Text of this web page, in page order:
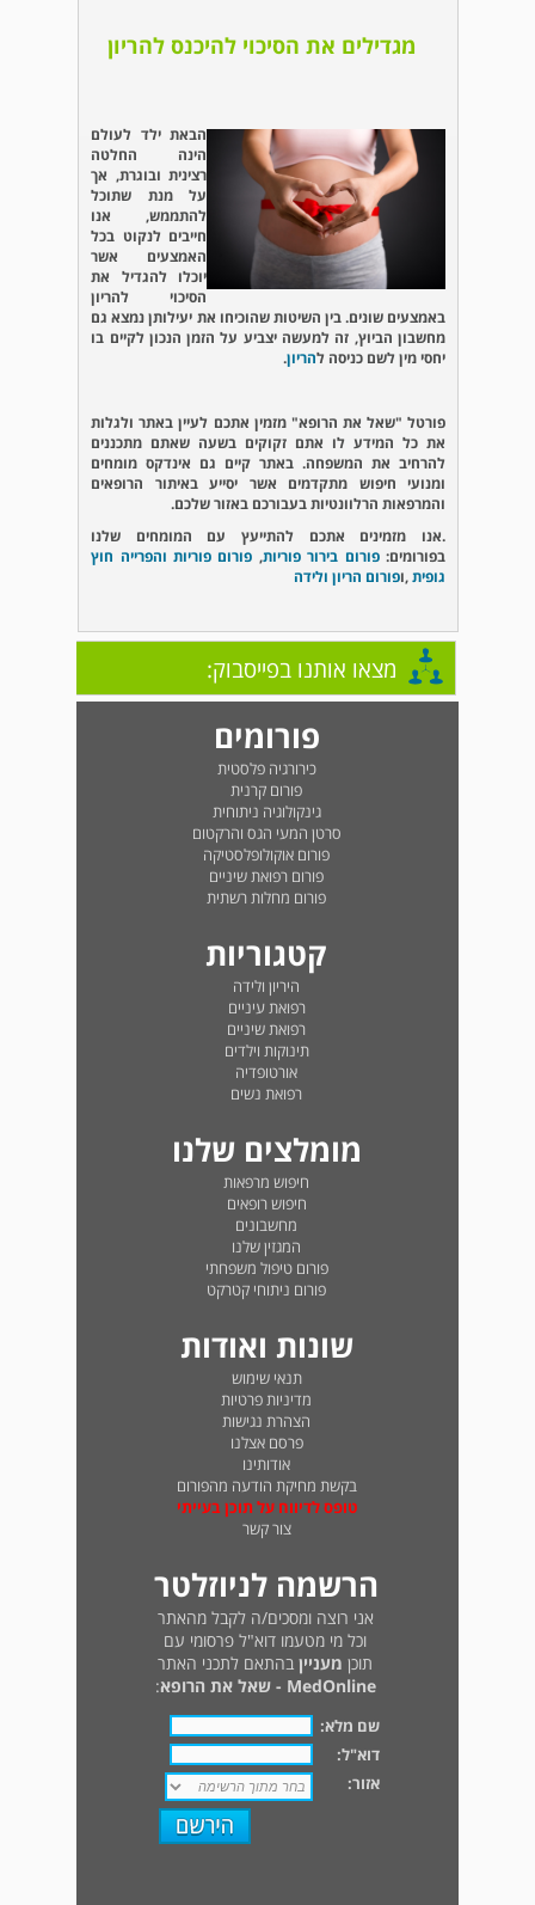
מגדילים את הסיכוי להיכנס להריון
הבאת ילד לעולם
הינה החלטה
רצינית ובוגרת, אך
על מנת שתוכל
להתממש, אנו
חייבים לנקוט בכל
האמצעים אשר
יוכלו להגדיל את
הסיכוי להריון
באמצעים שונים. בין השיטות שהוכיחו את יעילותן נמצא גם
מחשבון הביוץ, זה למעשה יצביע על הזמן הנכון לקיים בו
יחסי מין לשם כניסה להריון.
פורטל "שאל את הרופא" מזמין אתכם לעיין באתר ולגלות
את כל המידע לו אתם זקוקים בשעה שאתם מתכננים
להרחיב את המשפחה. באתר קיים גם אינדקס מומחים
ומנועי חיפוש מתקדמים אשר יסייע באיתור הרופאים
והמרפאות הרלוונטיות בעבורכם באזור שלכם.
.אנו מזמינים אתכם להתייעץ עם המומחים שלנו
בפורומים:פורום בירור פוריות, פורום פוריות והפרייה חוץ
גופית,ופורום הריון ולידה
מצאו אותנו בפייסבוק:
פורומים
כירורגיה פלסטית
פורום קרנית
גינקולוגיה ניתוחית
סרטן המעי הגס והרקטום
פורום אוקולופלסטיקה
פורום רפואת שיניים
פורום מחלות רשתית
קטגוריות
היריון ולידה
רפואת עיניים
רפואת שיניים
תינוקות וילדים
אורטופדיה
רפואת נשים
מומלצים שלנו
חיפוש מרפאות
חיפוש רופאים
מחשבונים
המגזין שלנו
פורום טיפול משפחתי
פורום ניתוחי קטרקט
שונות ואודות
תנאי שימוש
מדיניות פרטיות
הצהרת נגישות
פרסם אצלנו
אודותינו
בקשת מחיקת הודעה מהפורום
טופס לדיווח על תוכן בעייתי
צור קשר
הרשמה לניוזלטר
אני רוצה ומסכים/ה לקבל מהאתר
וכל מי מטעמו דוא"ל פרסומי עם
תוכן מעניין בהתאם לתכני האתר
MedOnline - שאל את הרופא
:
שם מלא:
דוא"ל:
אזור: